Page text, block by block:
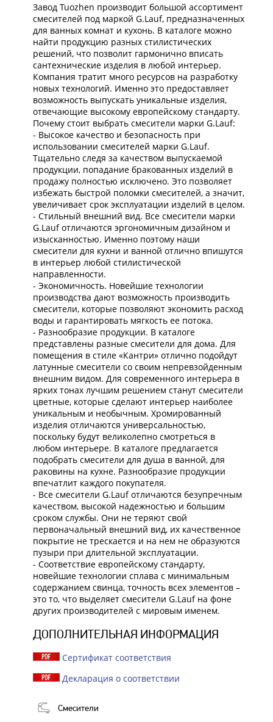
Завод Tuozhen производит большой ассортимент
смесителей под маркой G.Lauf, предназначенных
для ванных комнат и кухонь. В каталоге можно
найти продукцию разных стилистических
решений, что позволит гармонично вписать
сантехнические изделия в любой интерьер.
Компания тратит много ресурсов на разработку
новых технологий. Именно это предоставляет
возможность выпускать уникальные изделия,
отвечающие высокому европейскому стандарту.
Почему стоит выбрать смесители марки G.Lauf:
- Высокое качество и безопасность при
использовании смесителей марки G.Lauf.
Тщательно следя за качеством выпускаемой
продукции, попадание бракованных изделий в
продажу полностью исключено. Это позволяет
избежать быстрой поломки смесителей, а значит,
увеличивает срок эксплуатации изделий в целом.
- Стильный внешний вид. Все смесители марки
G.Lauf отличаются эргономичным дизайном и
изысканностью. Именно поэтому наши
смесители для кухни и ванной отлично впишутся
в интерьер любой стилистической
направленности.
- Экономичность. Новейшие технологии
производства дают возможность производить
смесители, которые позволяют экономить расход
воды и гарантировать мягкость ее потока.
- Разнообразие продукции. В каталоге
представлены разные смесители для дома. Для
помещения в стиле «Кантри» отлично подойдут
латунные смесители со своим непревзойденным
внешним видом. Для современного интерьера в
ярких тонах лучшим решением станут смесители
цветные, которые сделают интерьер наиболее
уникальным и необычным. Хромированный
изделия отличаются универсальностью,
поскольку будут великолепно смотреться в
любом интерьере. В каталоге предлагается
подобрать смесители для душа в ванной, для
раковины на кухне. Разнообразие продукции
впечатлит каждого покупателя.
- Все смесители G.Lauf отличаются безупречным
качеством, высокой надежностью и большим
сроком службы. Они не теряют свой
первоначальный внешний вид, их качественное
покрытие не трескается и на нем не образуются
пузыри при длительной эксплуатации.
- Соответствие европейскому стандарту,
новейшие технологии сплава с минимальным
содержанием свинца, точность всех элементов –
это то, что выделяет смесители G.Lauf на фоне
других производителей с мировым именем.
ДОПОЛНИТЕЛЬНАЯ ИНФОРМАЦИЯ
Сертификат соответствия
Декларация о соответствии
Смесители